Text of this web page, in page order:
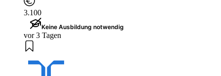
3.100
Keine Ausbildung notwendig
vor 3 Tagen